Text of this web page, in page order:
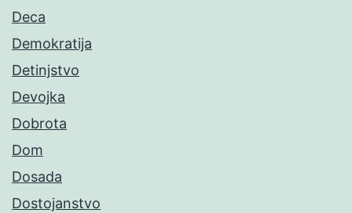
Deca
Demokratija
Detinjstvo
Devojka
Dobrota
Dom
Dosada
Dostojanstvo